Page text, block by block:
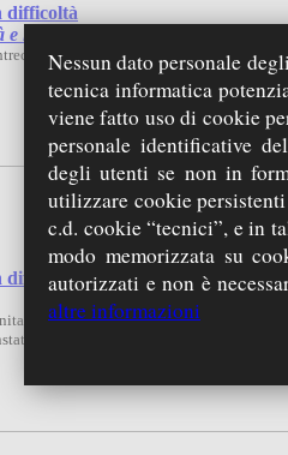
difficoltà
l’elaborazione e l’approvazione
tra la fragilità della salute del
difficoltà
diede le dimissioni come
delle situazioni che, a suo
Nessun dato personale
tecnica informatica
viene fatto uso di cookie
personale identificative
degli utenti se non in
utilizzare cookie
c.d. cookie “tecnici”, e in
modo memorizzata su
autorizzati e non è
altre informazioni